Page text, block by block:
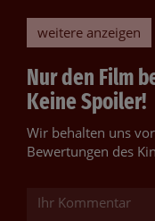
weitere anzeigen
Nur den Film
Keine Spoiler!
Wir behalten uns
Bewertungen des